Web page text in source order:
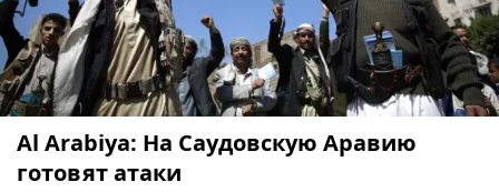
Al Arabiya: На Саудовскую Аравию
готовят атаки